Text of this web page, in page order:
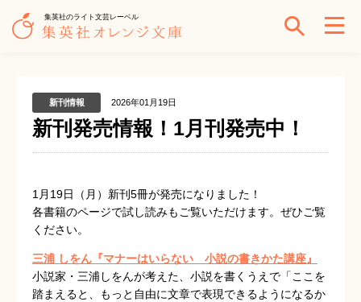
集英社のライト文芸レーベル
新刊情報 2026年01月19日
新刊発売情報！1月刊発売中！
1月19日（月）新刊5冊が発売になりました！
各書籍のページで試し読みもご覧いただけます。ぜひご覧
ください。
三浦 しをん『マナーはいらない 小説の書きかた講座』
小説家・三浦しをんが考えた、小説を書くうえで「ここを
踏まえると、もっと自由に文章で表現できるようになるか